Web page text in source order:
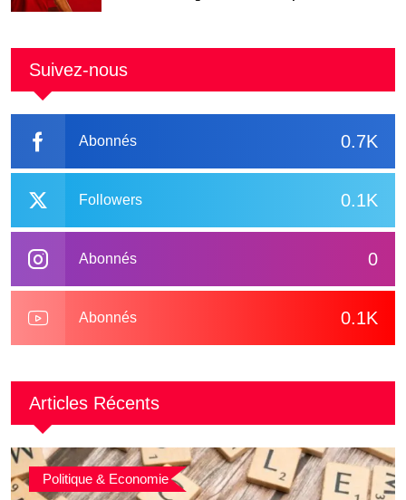
Suivez-nous
0.7K
Abonnés
0.1K
Followers
0
Abonnés
0.1K
Abonnés
Articles Récents
Politique & Economie